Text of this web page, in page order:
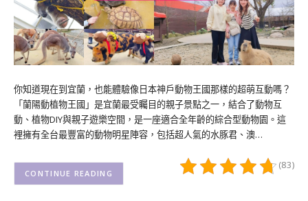
你知道現在到宜蘭，也能體驗像日本神戶動物王國那樣的超萌互動嗎？
「蘭陽動植物王國」是宜蘭最受矚目的親子景點之一，結合了動物互
動、植物DIY與親子遊樂空間，是一座適合全年齡的綜合型動物園。這
裡擁有全台最豐富的動物明星陣容，包括超人氣的水豚君、澳…
(83)
CONTINUE READING